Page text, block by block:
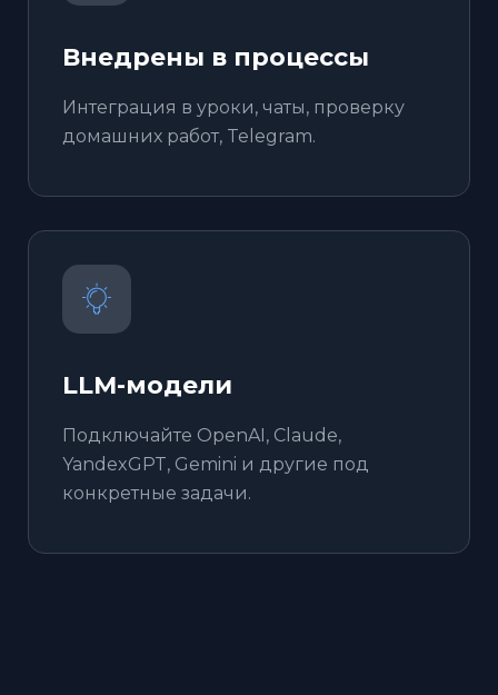
Внедрены в процессы
Интеграция в уроки, чаты, проверку
домашних работ, Telegram.
LLM-модели
Подключайте OpenAI, Claude,
YandexGPT, Gemini и другие под
конкретные задачи.